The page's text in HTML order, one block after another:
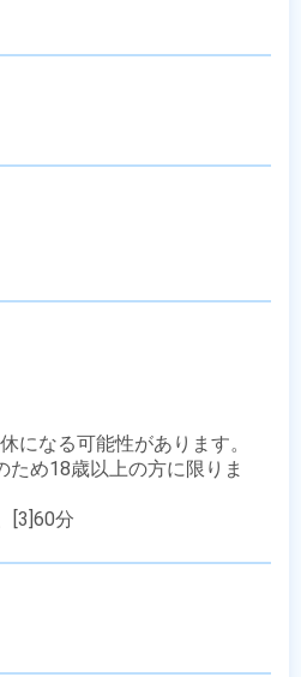
になる可能性があります。
め18歳以上の方に限りま
[3]60分